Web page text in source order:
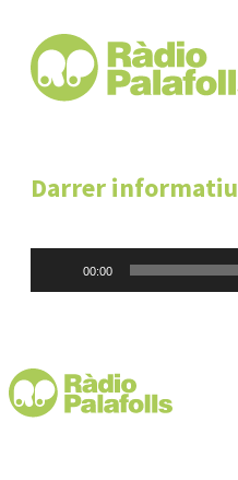
Darrer informatiu
00:00